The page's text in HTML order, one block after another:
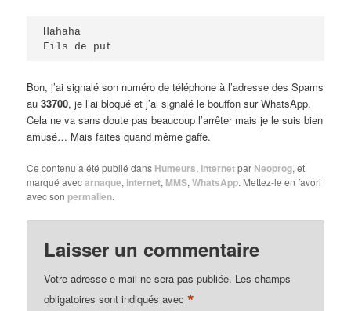
Hahaha
Fils de put
Bon, j’ai signalé son numéro de téléphone à l’adresse des Spams
au33700, je l’ai bloqué et j’ai signalé le bouffon sur WhatsApp.
Cela ne va sans doute pas beaucoup l’arrêter mais je le suis bien
amusé… Mais faites quand même gaffe.
Ce contenu a été publié dans Humeurs, Internetpar Neoprog, et
marqué avecarnaque, internet, MMS,WhatsApp. Mettez-le en favori
avec son permalien.
Laisser un commentaire
Votre adresse e-mail ne sera pas publiée. Les champs
obligatoires sont indiqués avec*